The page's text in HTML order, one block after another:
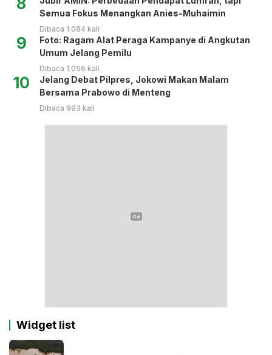
Semua Fokus Menangkan Anies-Muhaimin
Dibaca 1.084 kali
9
Foto: Ragam Alat Peraga Kampanye di Angkutan
Umum Jelang Pemilu
Dibaca 1.056 kali
10
Jelang Debat Pilpres, Jokowi Makan Malam
Bersama Prabowo di Menteng
Dibaca 993 kali
Widget list